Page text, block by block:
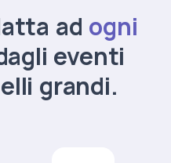
ad ogni
eventi
grandi.